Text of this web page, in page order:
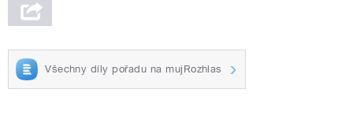
Všechny díly pořadu na mujRozhlas